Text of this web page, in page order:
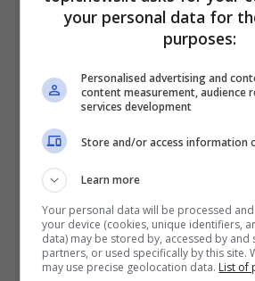
Da lì, la carriera di Alessia ha
volo in quanto le sono stati
bravura nella conduzione
un certo calibro come
Scherzi a parte, Festivalbar,
Zelig, Temptation Island (Vip e
Famosi. Alla vigilia di inizio
rivelato tramite i suoi social di
un anno sabbatico e quindi una
your personal data for
purposes:
Personalised advertising and
content measurement, audience
services development
Store and/or access information
Learn more
Your personal data will be processed
your device (cookies, unique identifiers,
data) may be stored by, accessed by and
partners, or used specifically by this site.
may use precise geolocation data. List of